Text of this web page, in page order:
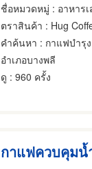
ชื่อหมวดหมู่ : อาหารเส
ตราสินค้า : Hug
คำค้นหา : กาแฟบำรุ
อำเภอบางพลี
ดู : 960 ครั้ง
กาแฟควบคุมน้